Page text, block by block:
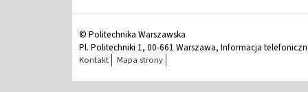
© Politechnika Warszawska
Pl. Politechniki 1, 00-661 Warszawa, Informacja
Kontakt Mapa strony